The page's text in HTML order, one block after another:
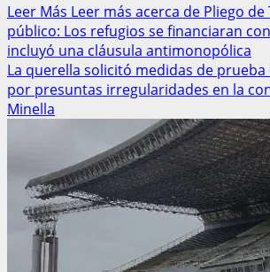
Leer Más Leer más acerca de Pliego
público: Los refugios se financiaran
incluyó una cláusula antimonopólica
La querella solicitó medidas de prueba
por presuntas irregularidades en la
Minella